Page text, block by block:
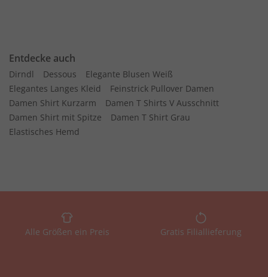
Entdecke auch
Dirndl Dessous
Elegante Blusen Weiß
Elegantes Langes Kleid
Feinstrick Pullover Damen
Damen Shirt Kurzarm
Damen T Shirts V Ausschnitt
Damen Shirt mit Spitze
Damen T Shirt Grau
Elastisches Hemd
Alle Größen ein Preis Gratis Filiallieferung